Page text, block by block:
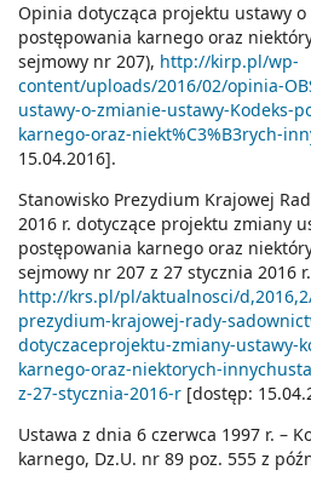
Opinia dotycząca projektu ustawy
postępowania karnego oraz
sejmowy nr 207), http://kirp.pl/wp-
content/uploads/2016/02/opinia-
ustawy-o-zmianie-ustawy-Kodeks-
karnego-oraz-niekt%C3%B3rych-
15.04.2016].
Stanowisko Prezydium Krajowej
2016 r. dotyczące projektu zmiany
postępowania karnego oraz
sejmowy nr 207 z 27 stycznia 2016
http://krs.pl/pl/aktualnosci/
prezydium-krajowej-rady-
dotyczaceprojektu-zmiany-ustawy-
karnego-oraz-niektorych-
z-27-stycznia-2016-r [dostęp:
Ustawa z dnia 6 czerwca 1997 r. –
karnego, Dz.U. nr 89 poz. 555 z